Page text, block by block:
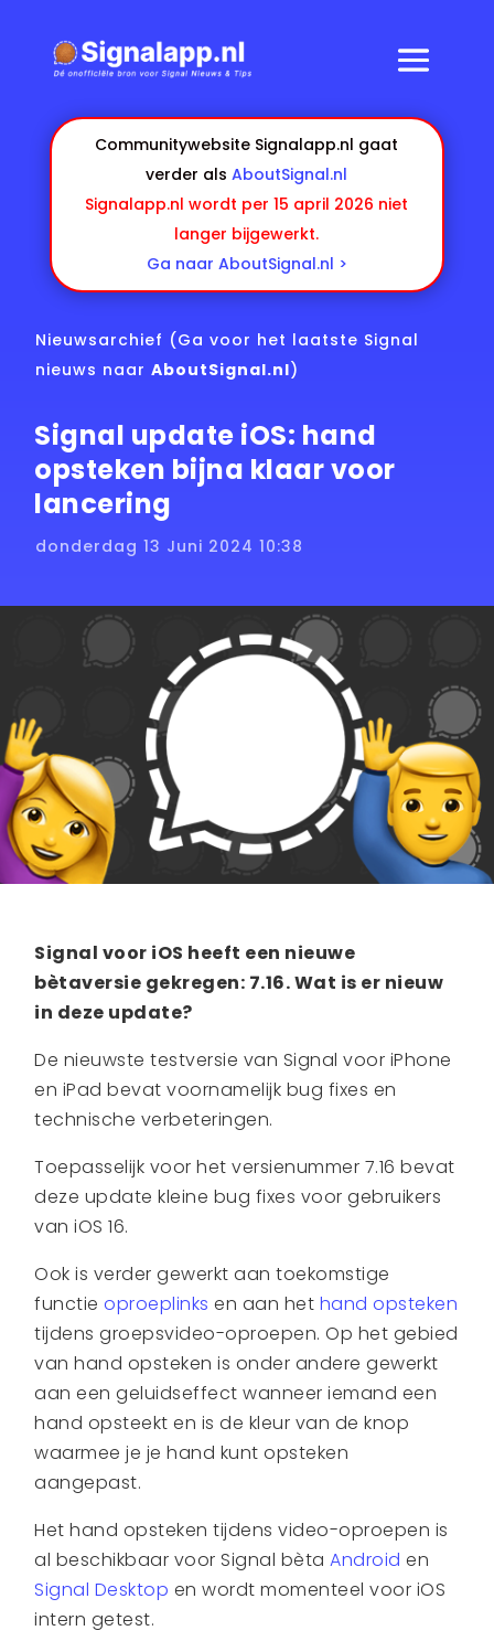
Communitywebsite Signalapp.nl gaat
verder alsAboutSignal.nl
Signalapp.nl wordt per 15 april 2026 niet
langer bijgewerkt.
Ga naar AboutSignal.nl >
Nieuwsarchief (Ga voor het laatste Signal
nieuws naarAboutSignal.nl)
Signal update iOS: hand
opsteken bijna klaar voor
lancering
donderdag 13 Juni 2024 10:38
Signal voor iOS heeft een nieuwe
bètaversie gekregen: 7.16. Wat is er nieuw
in deze update?
De nieuwste testversie van Signal voor iPhone
en iPad bevat voornamelijk bug fixes en
technische verbeteringen.
Toepasselijk voor het versienummer 7.16 bevat
deze update kleine bug fixes voor gebruikers
van iOS 16.
Ook is verder gewerkt aan toekomstige
functieoproeplinks en aan het hand opsteken
tijdens groepsvideo-oproepen. Op het gebied
van hand opsteken is onder andere gewerkt
aan een geluidseffect wanneer iemand een
hand opsteekt en is de kleur van de knop
waarmee je je hand kunt opsteken
aangepast.
Het hand opsteken tijdens video-oproepen is
al beschikbaar voor Signal bètaAndroid en
Signal Desktop en wordt momenteel voor iOS
intern getest.